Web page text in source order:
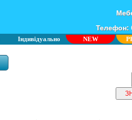
Телефон:
Індивідуально NEW